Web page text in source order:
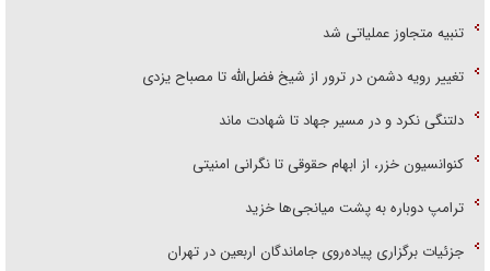
تنبیه متجاوز عملیاتی شد
تغییر رویه دشمن در ترور از شیخ فضل‌الله تا مصباح یزدی
دلتنگی نکرد و در مسیر جهاد تا شهادت ماند
کنوانسیون خزر، از ابهام حقوقی تا نگرانی امنیتی
ترامپ دوباره به پشت میانجی‌ها خزید
جزئیات برگزاری پیاده‌روی جاماندگان اربعین در تهران